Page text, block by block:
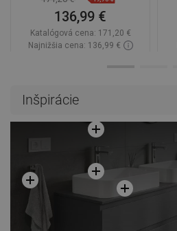
136,99 €
Katalógová cena: 171,20 €
Najnižšia cena: 136,99 €
Inšpirácie